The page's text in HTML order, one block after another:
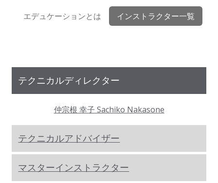
エデュケーションとは インストラクター一覧
テクニカルディレクター
仲宗根 幸子 Sachiko Nakasone
テクニカルアドバイザー
マスターインストラクター